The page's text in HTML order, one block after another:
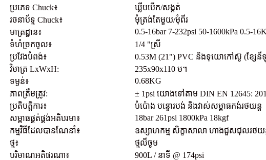
ប្រភេទ Chuck៖
ឃ្លីបបើក/សង្កត់
រចនាប័ទ្ម Chuck៖
មុំត្រង់តែមួយ/មុំពីរ
មាត្រដ្ឋាន៖
0.5-16bar 7-232psi 50-1600kPa 0.5-
ទំហំច្រកចូល៖
1/4 "ស្រី
ប្រវែងបំពង់៖
0.53M (21") PVC និងទុយោកៅស៊ូ (ខ្សែ
វិមាត្រ LxWxH:
235x90x110 ម។
ទម្ងន់៖
0.68KG
ភាព​ត្រឹមត្រូវ:
± 1psi យោងទៅតាម DIN EN 12645:
ប្រតិបត្តិការ៖
បំប៉ោង បន្ទោរបង់ និងវាស់សម្ពាធកង់រថយន្ត
សម្ពាធផ្គត់ផ្គង់អតិបរមា៖
18bar 261psi 1800kPa 18kgf
កម្មវិធីដែលបានណែនាំ៖
ឧស្សាហកម្ម សិក្ខាសាលា ហាងជួសជុលរ
ថ្ម៖
ថ្មលីចូម
បរិមាណអតិផរណា៖
900L / នាទី @ 174psi